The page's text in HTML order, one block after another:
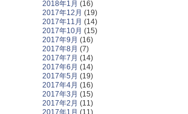
2018年1月 (16)
2017年12月 (19)
2017年11月 (14)
2017年10月 (15)
2017年9月 (16)
2017年8月 (7)
2017年7月 (14)
2017年6月 (14)
2017年5月 (19)
2017年4月 (16)
2017年3月 (15)
2017年2月 (11)
2017年1月 (11)